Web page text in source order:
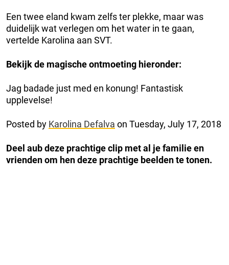
Een twee eland kwam zelfs ter plekke, maar was
duidelijk wat verlegen om het water in te gaan,
vertelde Karolina aan SVT.
Bekijk de magische ontmoeting hieronder:
Jag badade just med en konung! Fantastisk
upplevelse!
Posted by Karolina Defalva on Tuesday, July 17, 2018
Deel aub deze prachtige clip met al je familie en
vrienden om hen deze prachtige beelden te tonen.